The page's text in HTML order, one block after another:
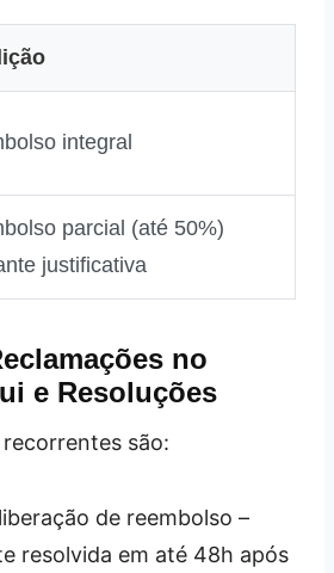
integral
parcial (até 50%)
justificativa
no
e Resoluções
são:
de reembolso –
resolvida em até 48h após